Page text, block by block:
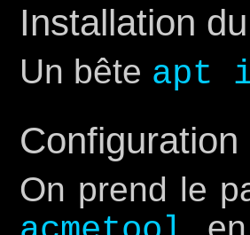
Installation
Un bête apt
Configuration
On prend le